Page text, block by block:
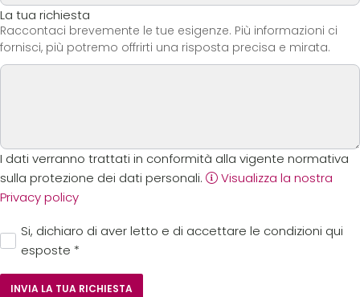
La tua richiesta
Raccontaci brevemente le tue esigenze. Più informazioni ci
fornisci, più potremo offrirti una risposta precisa e mirata.
I dati verranno trattati in conformità alla vigente normativa
sulla protezione dei dati personali.
Visualizza la nostra
Privacy policy
Si, dichiaro di aver letto e di accettare le condizioni qui
esposte *
Si prega di lasciare vuoto questo campo.